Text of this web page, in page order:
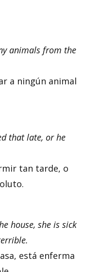
animals from the
a ningún animal
that late, or he
tan tarde, o
house, she is sick
está enferma